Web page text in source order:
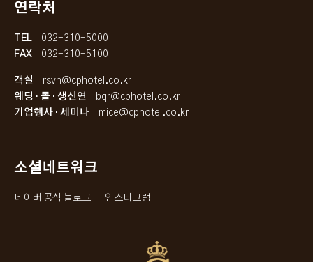
연락처
TEL
032-310-5000
FAX
032-310-5100
객실
rsvn@cphotel.co.kr
웨딩 · 돌 · 생신연
bqr@cphotel.co.kr
기업행사 · 세미나
mice@cphotel.co.kr
소셜네트워크
네이버 공식 블로그 인스타그램